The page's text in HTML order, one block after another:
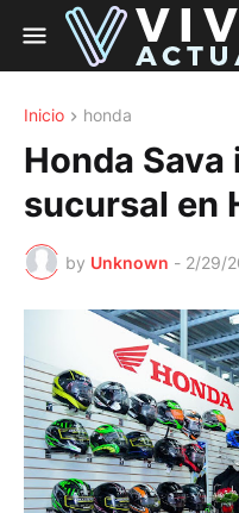
Inicio honda
Honda
sucursal en
by Unknown - 2/29/